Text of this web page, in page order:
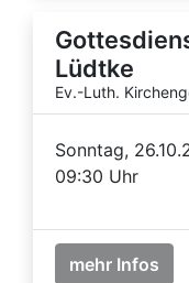
Lüdtke
Ev.-Luth.
Sonntag,
09:30 Uhr
mehr Infos